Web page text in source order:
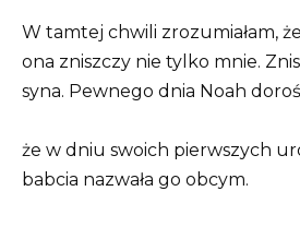
W tamtej chwili zrozumiałam,
ona zniszczy nie tylko mnie.
syna. Pewnego dnia Noah
że w dniu swoich pierwszych
babcia nazwała go obcym.